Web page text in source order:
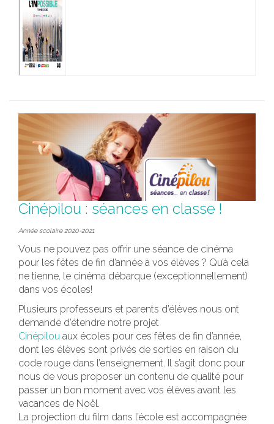
Cinépilou : séances en classe !
Année scolaire 2020-2021
Vous ne pouvez pas offrir une séance de cinéma
pour les fêtes de fin d’année à vos élèves ? Qu’à cela
ne tienne, le cinéma débarque (exceptionnellement)
dans vos écoles!
Plusieurs professeurs et parents d’élèves nous ont
demandé d’étendre notre projet
Cinépilou aux écoles pour ces fêtes de fin d’année,
dont les élèves sont privés de sorties en raison du
code rouge dans l’enseignement. Il s’agit donc pour
nous de vous proposer un contenu de qualité pour
passer un bon moment avec vos élèves avant les
vacances de Noël.
La projection du film dans l’école est accompagnée